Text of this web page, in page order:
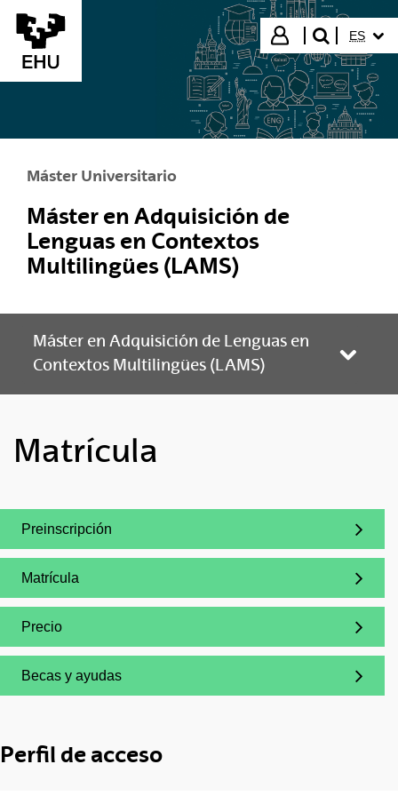
Saltar al contenido principal
Iniciar sesión
buscar"
ES
Máster Universitario
Máster en Adquisición de
Lenguas en Contextos
Multilingües (LAMS)
Máster en Adquisición de Lenguas en
Contextos Multilingües (LAMS)
Matrícula
(Abre una nueva ventana)
Preinscripción
(Abre una nueva ventana)
Matrícula
(Abre una nueva ventana)
Precio
(Abre una nueva ventana)
Becas y ayudas
Perfil de acceso